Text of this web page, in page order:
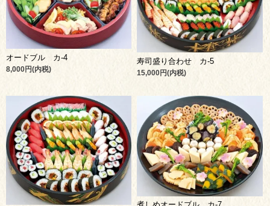
オードブル カ-4
8,000円(内税)
寿司盛り合わせ カ-5
15,000円(内税)